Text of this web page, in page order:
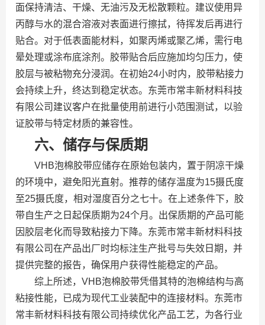
面保持清洁、干燥、无油污及无松散颗粒。建议使用异
丙醇与水的混合溶液对表面进行擦拭，待挥发后再进行
贴合。对于低表面能材料，如聚丙烯或聚乙烯，需行电
晕处理或涂布底涂剂。胶带贴合后应施加均匀压力，使
胶层与被粘物充分浸润。在初始24小时内，胶带粘接力
会持续上升，终达到稳定状态。东莞市常丰新材料科技
有限公司建议客户在批量使用前进行小范围测试，以验
证胶带与特定材质的兼容性。
六、储存与保质期
VHB泡棉胶带应储存在原始包装内，置于阴凉干燥
的环境中，避免阳光直射。推荐的储存温度为15摄氏度
至25摄氏度，相对湿度百分之七十。在上述条件下，胶
带自生产之日起保质期为24个月。出保质期的产品可能
因胶层老化而导致粘接力下降。东莞市常丰新材料科技
有限公司在产品出厂时均标注生产批号与失效日期，并
提供完整的报告，确保用户获得性能稳定的产品。
综上所述，VHB泡棉胶带凭借其特的泡棉结构与高
粘接性能，已成为现代工业装配中的连接材料。东莞市
常丰新材料科技有限公司持续优化产品工艺，为各行业